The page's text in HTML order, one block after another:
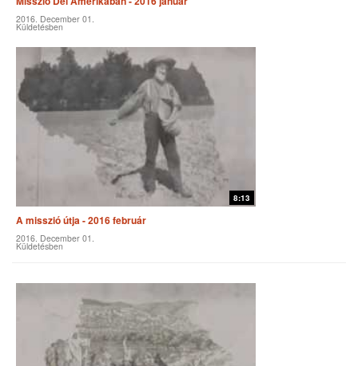
2016. December 01.
Küldetésben
8:13
A misszió útja - 2016 február
2016. December 01.
Küldetésben